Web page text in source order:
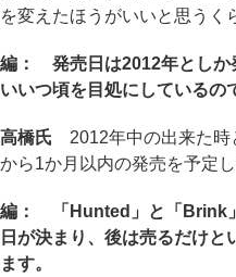
を変えたほうがいいと思うく
編： 発売日は2012年としか
いいつ頃を目処にしているの
高橋氏 2012年中の出来た時
から1か月以内の発売を予定し
編： 「Hunted」と「Brink
日が決まり、後は売るだけと
ます。